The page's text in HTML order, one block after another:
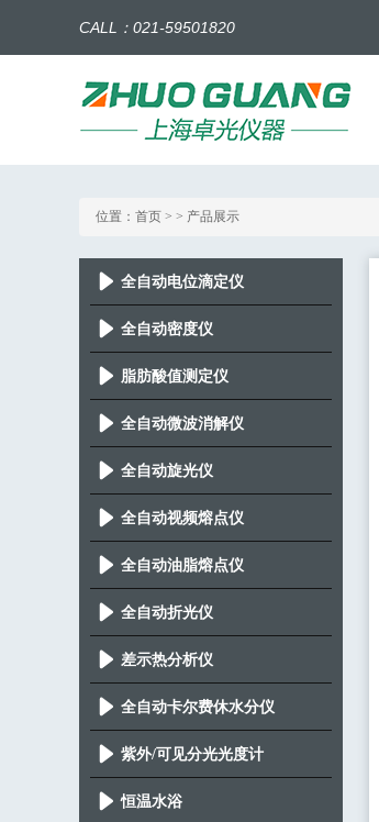
CALL：021-59501820
位置： 首页 > > 产品展示
全自动电位滴定仪
全自动密度仪
脂肪酸值测定仪
全自动微波消解仪
全自动旋光仪
全自动视频熔点仪
全自动油脂熔点仪
全自动折光仪
差示热分析仪
全自动卡尔费休水分仪
紫外/可见分光光度计
恒温水浴